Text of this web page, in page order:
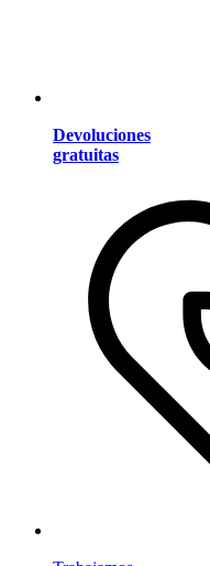
Devoluciones
gratuitas